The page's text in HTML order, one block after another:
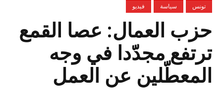
تونس سياسة فيديو
حزب العمال: عصا القمع
ترتفع مجدّدا في وجه
المعطّلين عن العمل